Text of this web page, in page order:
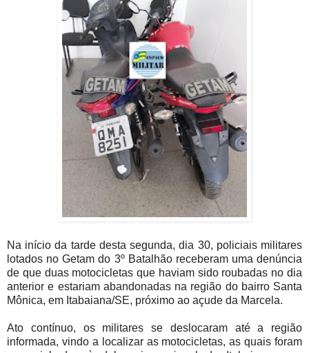
Na início da tarde desta segunda, dia 30, policiais militares
lotados no Getam do 3º Batalhão receberam uma denúncia
de que duas motocicletas que haviam sido roubadas no dia
anterior e estariam abandonadas na região do bairro Santa
Mônica, em Itabaiana/SE, próximo ao açude da Marcela.
Ato contínuo, os militares se deslocaram até a região
informada, vindo a localizar as motocicletas, as quais foram